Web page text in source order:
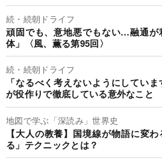
続・続朝ドライフ
頑固でも、意地悪でもない…融通が
体」〈風、薫る第95回〉
続・続朝ドライフ
「なるべく考えないようにしてい
が役作りで徹底している意外なこと
地図で学ぶ「深読み」世界史
【大人の教養】国境線が物語に変
る」テクニックとは？